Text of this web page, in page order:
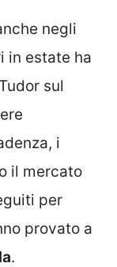
negli
in estate ha
sul
i
il mercato
per
provato a
.